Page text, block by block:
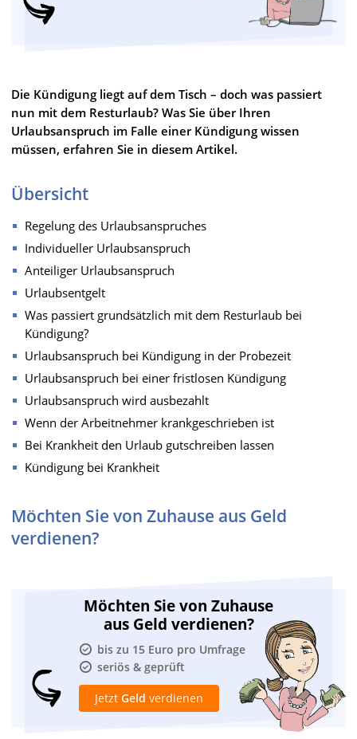
Die Kündigung liegt auf dem Tisch – doch was passiert
nun mit dem Resturlaub? Was Sie über Ihren
Urlaubsanspruch im Falle einer Kündigung wissen
müssen, erfahren Sie in diesem Artikel.
Übersicht
Regelung des Urlaubsanspruches
Individueller Urlaubsanspruch
Anteiliger Urlaubsanspruch
Urlaubsentgelt
Was passiert grundsätzlich mit dem Resturlaub bei
Kündigung?
Urlaubsanspruch bei Kündigung in der Probezeit
Urlaubsanspruch bei einer fristlosen Kündigung
Urlaubsanspruch wird ausbezahlt
Wenn der Arbeitnehmer krankgeschrieben ist
Bei Krankheit den Urlaub gutschreiben lassen
Kündigung bei Krankheit
Möchten Sie von Zuhause aus Geld
verdienen?
Möchten Sie von Zuhause
aus Geld verdienen?
bis zu 15 Euro pro Umfrage
seriös & geprüft
Jetzt Geld verdienen